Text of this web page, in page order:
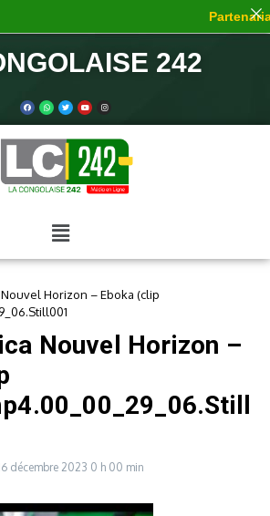
242
Horizon – Eboka (clip
Nouvel Horizon –
décembre 2023 0 h 00 min